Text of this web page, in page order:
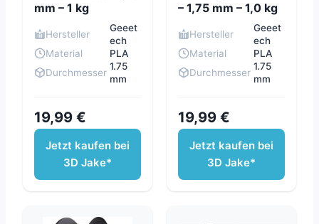
mm – 1 kg
Hersteller
Geeet
ech
Material
PLA
Durchmesser
1.75
mm
19,99 €
Jetzt kaufen bei
3D Jake*
– 1,75 mm – 1,0 kg
Hersteller
Geeet
ech
Material
PLA
Durchmesser
1.75
mm
19,99 €
Jetzt kaufen bei
3D Jake*